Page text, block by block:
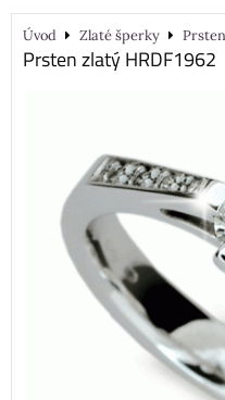
Úvod Zlaté šperky
Prsten zlatý HRDF1962